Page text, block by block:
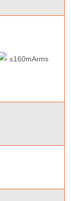
≤160mArms